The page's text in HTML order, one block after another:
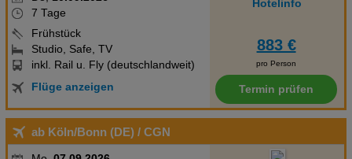
7 Tage
Frühstück
Studio, Safe, TV
inkl. Rail u. Fly (deutschlandweit)
Flüge anzeigen
Hotelinfo
883 €
pro Person
Termin prüfen
ab Köln/Bonn (DE) / CGN